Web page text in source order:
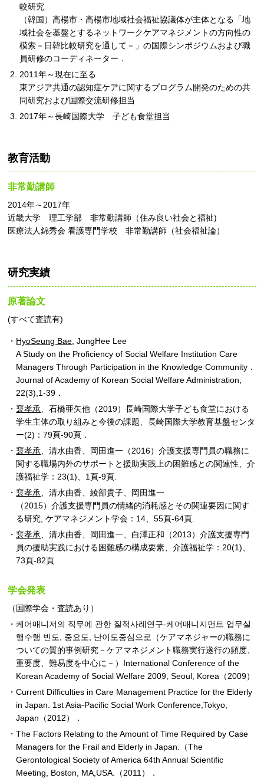
較研究
（韓国）高楊市・高楊市地域社会福祉協議体が主体となる「地
域社会を基盤とするネットワークケアマネジメントの方向性の
模索－日韓比較研究を通して－」の国際シンポジウムおよび職
員研修のコーディネーター．
2011年～現在に至る
東アジア共通の認知症ケアに関するプログラム開発のための共
同研究および国際交流研修担当
2017年～長崎国際大学 子ども食堂担当
教育活動
非常勤講師
2014年～2017年
近畿大学 理工学部 非常勤講師（住み良い社会と福祉)
医療法人錦秀会 看護専門学校 非常勤講師（社会福祉論）
研究実績
原著論文
(すべて査読有)
HyoSeung Bae , JungHee Lee
A Study on the Proficiency of Social Welfare Institution Care
Managers Through Participation in the Knowledge Community．
Journal of Academy of Korean Social Welfare Administration,
22(3),1-39．
裵孝承 、石橋亜矢他（2019）長崎国際大学子ども食堂における
学生主体の取り組みと今後の課題、長崎国際大学教育基盤センタ
ー(2)：79頁-90頁．
裵孝承 、清水由香、岡田進一（2016）介護支援専門員の職務に
関する職場内外のサポートと援助実践上の困難感との関連性、介
護福祉学：23(1)、1頁-9頁.
裵孝承 、清水由香、綾部貴子、岡田進一
（2015）介護支援専門員の情緒的消耗感とその関連要因に関す
る研究, ケアマネジメント学会：14、55頁-64頁.
裵孝承 、清水由香、岡田進一、白澤正和（2013）介護支援専門
員の援助実践における困難感の構成要素、介護福祉学：20(1)、
73頁-82頁
学会発表
（国際学会・査読あり）
케어매니저의 직무에 관한 질적사례연구-케어매니지먼트 업무실
행수행 빈도, 중요도, 난이도중심으로（ケアマネジャーの職務に
ついての質的事例研究－ケアマネジメント職務実行遂行の頻度、
重要度、難易度を中心に－）International Conference of the
Korean Academy of Social Welfare 2009, Seoul, Korea（2009）
Current Difficulties in Care Management Practice for the Elderly
in Japan. 1st Asia-Pacific Social Work Conference,Tokyo,
Japan（2012）．
The Factors Relating to the Amount of Time Required by Case
Managers for the Frail and Elderly in Japan.（The
Gerontological Society of America 64th Annual Scientific
Meeting, Boston, MA,USA.（2011）．